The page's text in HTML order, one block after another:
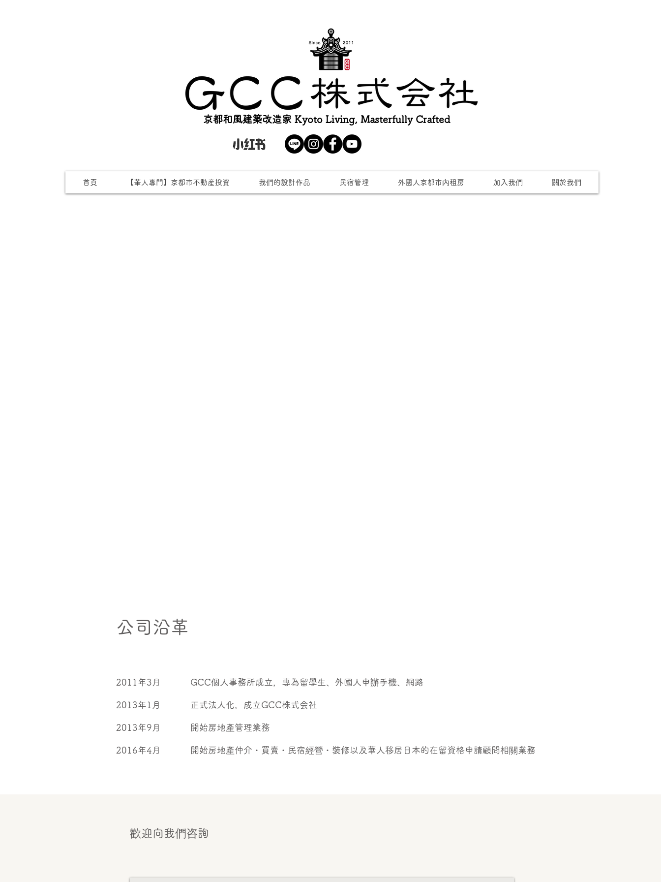
京都和風建築改造家 Kyoto Living, Masterfully Crafted
首頁 【華人專門】京都市不動産投資 我們的設計作品 民宿管理 外國人京都市內租房 加入我們 關於我們
​公司沿革
2011年3月 GCC個人事務所成立，專為留學生、外國人申辦手機、網路
2013年1月 正式法人化，成立GCC株式会社
2013年9月 開始房地產管理業務
2016年4月 開始房地產仲介・買賣・民宿經營・裝修以及華人移居日本的在留資格申請顧問相關業務
歡迎向我們咨詢